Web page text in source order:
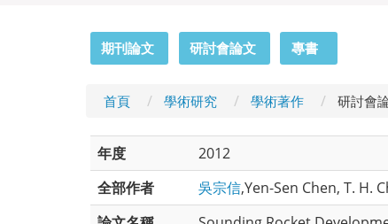
期刊論文 研討會論文 專書
首頁 學術研究 學術著作 研討會
年度
2012
全部作者
吳宗信,Yen-Sen Chen, T. H.